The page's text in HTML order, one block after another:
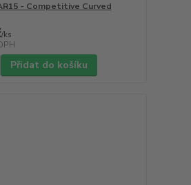
- Competitive Curved
/ks
Přidat do košíku